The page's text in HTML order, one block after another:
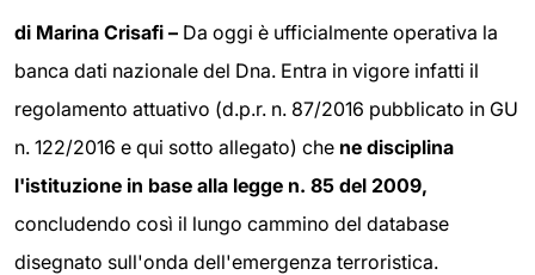
di Marina Crisafi – Da oggi è ufficialmente operativa la
banca dati nazionale del Dna. Entra in vigore infatti il
regolamento attuativo (d.p.r. n. 87/2016 pubblicato in GU
n. 122/2016 e qui sotto allegato) che ne disciplina
l'istituzione in base alla legge n. 85 del 2009,
concludendo così il lungo cammino del database
disegnato sull'onda dell'emergenza terroristica.